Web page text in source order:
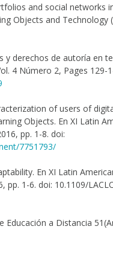
and social networks
Objects and Technology
y derechos de autoría en
4 Número 2, Pages 129-
of users of
Objects. En XI Latin
pp. 1-8. doi:
7751793/
En XI Latin
pp. 1-6. doi: 10.1109/
Educación a Distancia